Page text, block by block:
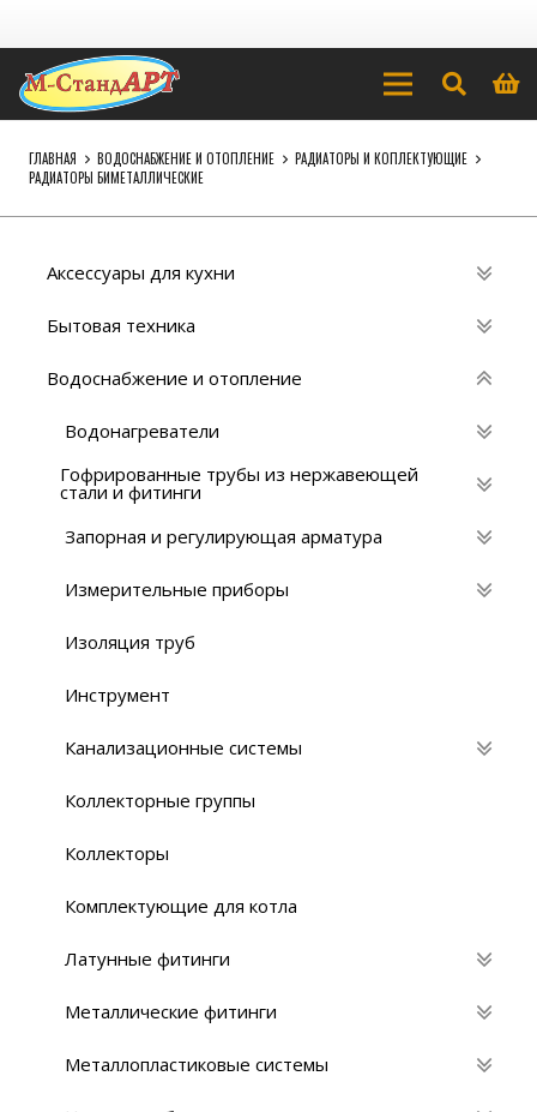
ГЛАВНАЯ ВОДОСНАБЖЕНИЕ И ОТОПЛЕНИЕ
РАДИАТОРЫ И КОПЛЕКТУЮЩИЕ
РАДИАТОРЫ БИМЕТАЛЛИЧЕСКИЕ
Аксессуары для кухни
Бытовая техника
Водоснабжение и отопление
Водонагреватели
Гофрированные трубы из нержавеющей
стали и фитинги
Запорная и регулирующая арматура
Измерительные приборы
Изоляция труб
Инструмент
Канализационные системы
Коллекторные группы
Коллекторы
Комплектующие для котла
Латунные фитинги
Металлические фитинги
Металлопластиковые системы